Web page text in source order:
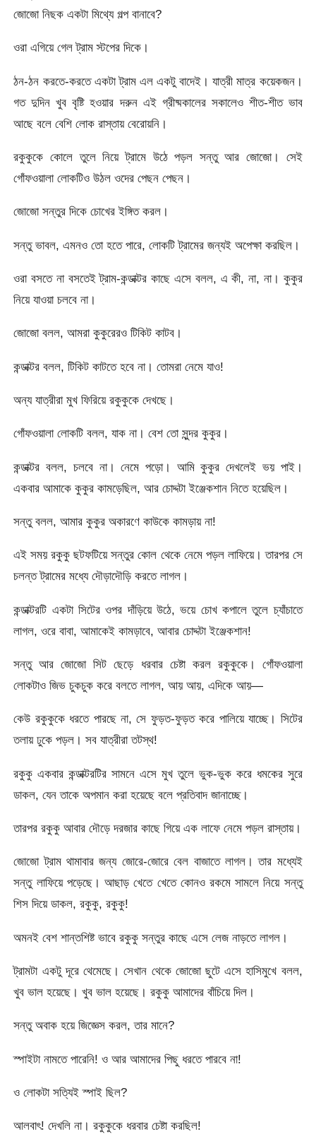
জোজো নিছক একটা মিথ্যে গল্প বানাবে?
ওরা এগিয়ে গেল ট্রাম স্টপের দিকে।
ঠন-ঠন করতে-করতে একটা ট্রাম এল একটু বাদেই। যাত্রী মাত্র কয়েকজন।
গত দুদিন খুব বৃষ্টি হওয়ার দরুন এই গ্রীষ্মকালের সকালেও শীত-শীত ভাব
আছে বলে বেশি লোক রাস্তায় বেরোয়নি।
রকুকুকে কোলে তুলে নিয়ে ট্রামে উঠে পড়ল সন্তু আর জোজো। সেই
গোঁফওয়ালা লোকটিও উঠল ওদের পেছন পেছন।
জোজো সন্তুর দিকে চোখের ইঙ্গিত করল।
সন্তু ভাবল, এমনও তো হতে পারে, লোকটি ট্রামের জন্যই অপেক্ষা করছিল।
ওরা বসতে না বসতেই ট্রাম-কন্ডাক্টর কাছে এসে বলল, এ কী, না, না। কুকুর
নিয়ে যাওয়া চলবে না।
জোজো বলল, আমরা কুকুরেরও টিকিট কাটব।
কন্ডাক্টর বলল, টিকিট কাটতে হবে না। তোমরা নেমে যাও!
অন্য যাত্রীরা মুখ ফিরিয়ে রকুকুকে দেখছে।
গোঁফওয়ালা লোকটি বলল, যাক না। বেশ তো সুন্দর কুকুর।
কন্ডাক্টর বলল, চলবে না। নেমে পড়ো। আমি কুকুর দেখলেই ভয় পাই।
একবার আমাকে কুকুর কামড়েছিল, আর চোদ্দটা ইঞ্জেকশান নিতে হয়েছিল।
সন্তু বলল, আমার কুকুর অকারণে কাউকে কামড়ায় না!
এই সময় রকুকু ছটফটিয়ে সন্তুর কোল থেকে নেমে পড়ল লাফিয়ে। তারপর সে
চলন্ত ট্রামের মধ্যে দৌড়াদৌড়ি করতে লাগল।
কন্ডাক্টরটি একটা সিটের ওপর দাঁড়িয়ে উঠে, ভয়ে চোখ কপালে তুলে চ্যাঁচাতে
লাগল, ওরে বাবা, আমাকেই কামড়াবে, আবার চোদ্দটা ইঞ্জেকশান!
সন্তু আর জোজো সিট ছেড়ে ধরবার চেষ্টা করল রকুকুকে। গোঁফওয়ালা
লোকটাও জিভ চুকচুক করে বলতে লাগল, আয় আয়, এদিকে আয়—
কেউ রকুকুকে ধরতে পারছে না, সে ফুড়ত-ফুড়ত করে পালিয়ে যাচ্ছে। সিটের
তলায় ঢুকে পড়ল। সব যাত্রীরা তটস্থ!
রকুকু একবার কন্ডাক্টরটির সামনে এসে মুখ তুলে ভুক-ভুক করে ধমকের সুরে
ডাকল, যেন তাকে অপমান করা হয়েছে বলে প্রতিবাদ জানাচ্ছে।
তারপর রকুকু আবার দৌড়ে দরজার কাছে গিয়ে এক লাফে নেমে পড়ল রাস্তায়।
জোজো ট্রাম থামাবার জন্য জোরে-জোরে বেল বাজাতে লাগল। তার মধ্যেই
সন্তু লাফিয়ে পড়েছে। আছাড় খেতে খেতে কোনও রকমে সামলে নিয়ে সন্তু
শিস দিয়ে ডাকল, রকুকু, রকুকু!
অমনই বেশ শান্তশিষ্ট ভাবে রকুকু সন্তুর কাছে এসে লেজ নাড়তে লাগল।
ট্রামটা একটু দূরে থেমেছে। সেখান থেকে জোজো ছুটে এসে হাসিমুখে বলল,
খুব ভাল হয়েছে। খুব ভাল হয়েছে। রকুকু আমাদের বাঁচিয়ে দিল।
সন্তু অবাক হয়ে জিজ্ঞেস করল, তার মানে?
স্পাইটা নামতে পারেনি! ও আর আমাদের পিছু ধরতে পারবে না!
ও লোকটা সত্যিই স্পাই ছিল?
আলবাৎ! দেখলি না। রকুকুকে ধরবার চেষ্টা করছিল!